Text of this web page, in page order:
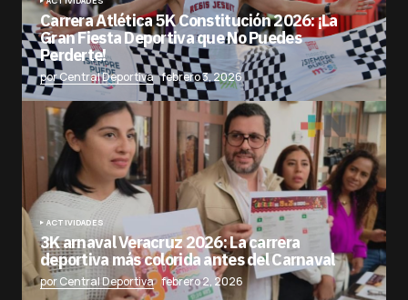
Carrera Atlética 5K Constitución 2026: ¡La
Gran Fiesta Deportiva que No Puedes
Perderte!
por Central Deportiva febrero 3, 2026
ACTIVIDADES
3K arnaval Veracruz 2026: La carrera
deportiva más colorida antes del Carnaval
por Central Deportiva febrero 2, 2026